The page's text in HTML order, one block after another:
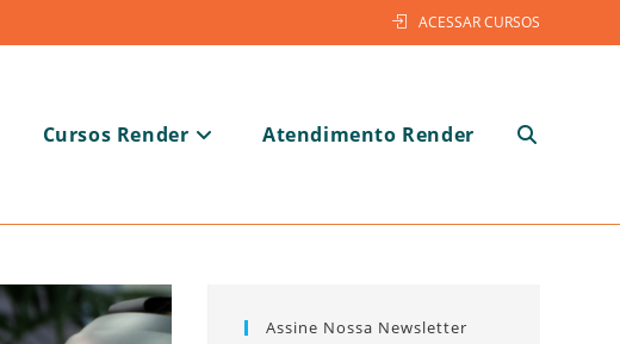
ACESSAR CURSOS
Cursos Render Atendimento Render Alternar
Assine Nossa Newsletter